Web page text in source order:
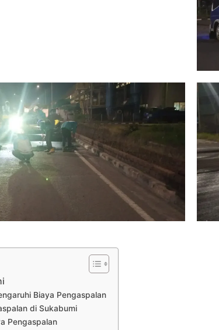
Biaya Pengaspalan
di Sukabumi
Pengaspalan